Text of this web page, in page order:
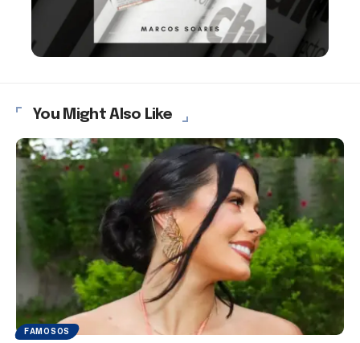
You Might Also Like
FAMOSOS